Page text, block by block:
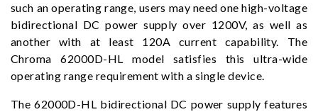
such an operating range, users may need one high-voltage
bidirectional DC power supply over 1200V, as well as
another with at least 120A current capability. The
Chroma 62000D-HL model satisfies this ultra-wide
operating range requirement with a single device.
The 62000D-HL bidirectional DC power supply features